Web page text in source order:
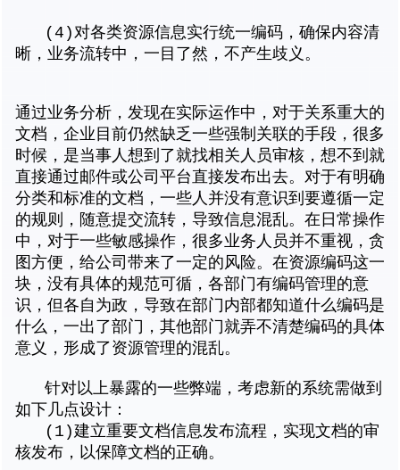
(4)对各类资源信息实行统一编码，确保内容清
晰，业务流转中，一目了然，不产生歧义。
通过业务分析，发现在实际运作中，对于关系重大的
文档，企业目前仍然缺乏一些强制关联的手段，很多
时候，是当事人想到了就找相关人员审核，想不到就
直接通过邮件或公司平台直接发布出去。对于有明确
分类和标准的文档，一些人并没有意识到要遵循一定
的规则，随意提交流转，导致信息混乱。在日常操作
中，对于一些敏感操作，很多业务人员并不重视，贪
图方便，给公司带来了一定的风险。在资源编码这一
块，没有具体的规范可循，各部门有编码管理的意
识，但各自为政，导致在部门内部都知道什么编码是
什么，一出了部门，其他部门就弄不清楚编码的具体
意义，形成了资源管理的混乱。
针对以上暴露的一些弊端，考虑新的系统需做到
如下几点设计：
(1)建立重要文档信息发布流程，实现文档的审
核发布，以保障文档的正确。